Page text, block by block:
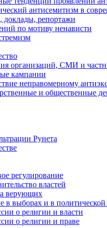
антисемитизм в
доклады, репортажи
по мотиву ненависти
организаций, СМИ и
кампании
неправомерному
и общественные
Рунета
регулирование
властей
верующих
в выборах и в
о религии и власти
о религии и праве